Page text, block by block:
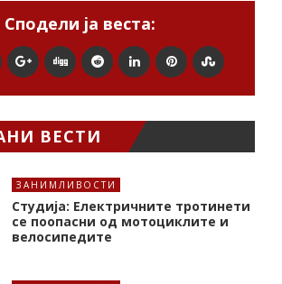
Сподели ја веста:
ВЕСТИ
ЗАНИМЛИВОСТИ
Студија: Електричните тротинети
се поопасни од мотоциклите и
велосипедите